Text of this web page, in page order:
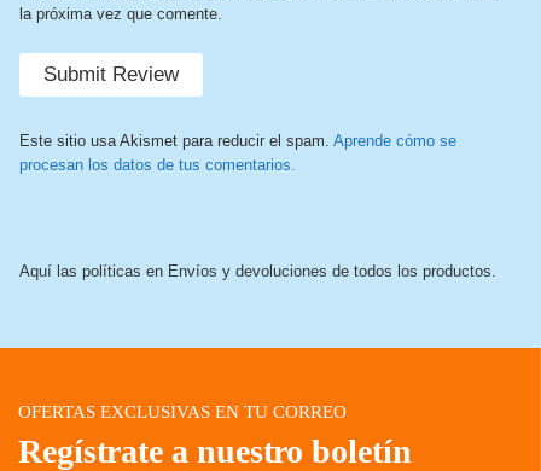
la próxima vez que comente.
Este sitio usa Akismet para reducir el spam. Aprende cómo se
procesan los datos de tus comentarios.
Aquí las políticas en Envíos y devoluciones de todos los productos.
OFERTAS EXCLUSIVAS EN TU CORREO
Regístrate a nuestro boletín